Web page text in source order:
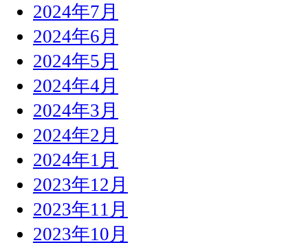
2024年7月
2024年6月
2024年5月
2024年4月
2024年3月
2024年2月
2024年1月
2023年12月
2023年11月
2023年10月